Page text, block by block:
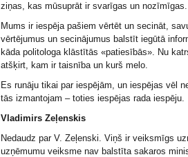
ziņas, kas mūsuprāt ir svarīgas un nozīmīgas.
Mums ir iespēja pašiem vērtēt un secināt,
vērtējumus un secinājumus balstīt iegūtā
kāda politologa klāstītās «patiesībās». Nu
atšķirt, kam ir taisnība un kurš melo.
Es runāju tikai par iespējām, un iespējas vēl
tās izmantojam – toties iespējas rada iespēju.
Vladimirs Zeļenskis
Nedaudz par V. Zeļenski. Viņš ir veiksmīgs
uzņēmumu veiksme nav balstīta sakaros